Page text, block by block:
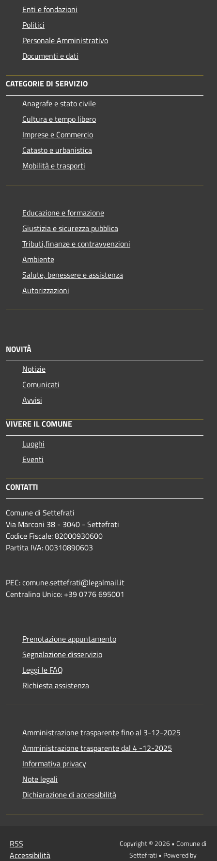
Enti e fondazioni
Politici
Personale Amministrativo
Documenti e dati
CATEGORIE DI SERVIZIO
Anagrafe e stato civile
Cultura e tempo libero
Imprese e Commercio
Catasto e urbanistica
Mobilità e trasporti
Educazione e formazione
Giustizia e sicurezza pubblica
Tributi,finanze e contravvenzioni
Ambiente
Salute, benessere e assistenza
Autorizzazioni
NOVITÀ
Notizie
Comunicati
Avvisi
VIVERE IL COMUNE
Luoghi
Eventi
CONTATTI
Comune di Settefrati
Via Marconi 38 - 3040 - Settefrati
Codice Fiscale: 82000930600
Partita IVA: 00310890603
PEC: comune.settefrati@legalmail.it
Centralino Unico: +39 0776 695001
Prenotazione appuntamento
Segnalazione disservizio
Leggi le FAQ
Richiesta assistenza
Amministrazione trasparente fino al 3-12-2025
Amministrazione trasparente dal 4 -12-2025
Informativa privacy
Note legali
Dichiarazione di accessibilità
RSS
Accessibilità
Copyright © 2026 • Comune di
Settefrati • Powered by